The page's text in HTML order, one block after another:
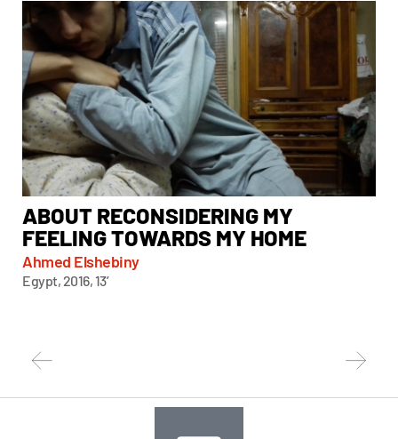
ABOUT RECONSIDERING MY
FEELING TOWARDS MY HOME
Ahmed Elshebiny
Egypt, 2016, 13’